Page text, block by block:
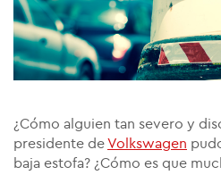
¿Cómo alguien tan severo y
presidente deVolkswagen
baja estofa? ¿Cómo es que